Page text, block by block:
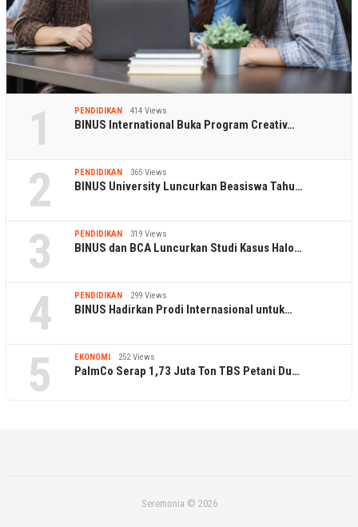
1 PENDIDIKAN 414 Views
BINUS International Buka Program Creativ…
2 PENDIDIKAN 365 Views
BINUS University Luncurkan Beasiswa Tahu…
3 PENDIDIKAN 319 Views
BINUS dan BCA Luncurkan Studi Kasus Halo…
4 PENDIDIKAN 299 Views
BINUS Hadirkan Prodi Internasional untuk…
5 EKONOMI 252 Views
PalmCo Serap 1,73 Juta Ton TBS Petani Du…
Seremonia © 2026